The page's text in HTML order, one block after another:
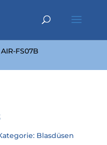
FS07B
Blasdüsen